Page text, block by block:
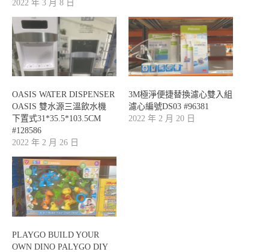
2022 年 3 月 8 日
OASIS WATER DISPENSER
OASIS 雙水源三溫飲水機
下置式31*35.5*103.5CM
#128586
2022 年 2 月 26 日
3M極淨便捷替換濾心雙入組
濾心編號DS03 #96381
2022 年 2 月 20 日
PLAYGO BUILD YOUR
OWN DINO PALYGO DIY